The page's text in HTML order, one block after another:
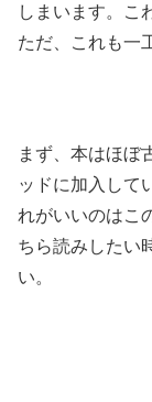
しまいます。こ
ただ、これも一
まず、本はほぼ
ッドに加入して
れがいいのはこ
ちら読みしたい
い。